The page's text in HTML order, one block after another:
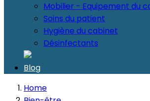
Mobilier - Equipement du
Soins du patient
Hygiène du cabinet
Désinfectants
Blog
Home